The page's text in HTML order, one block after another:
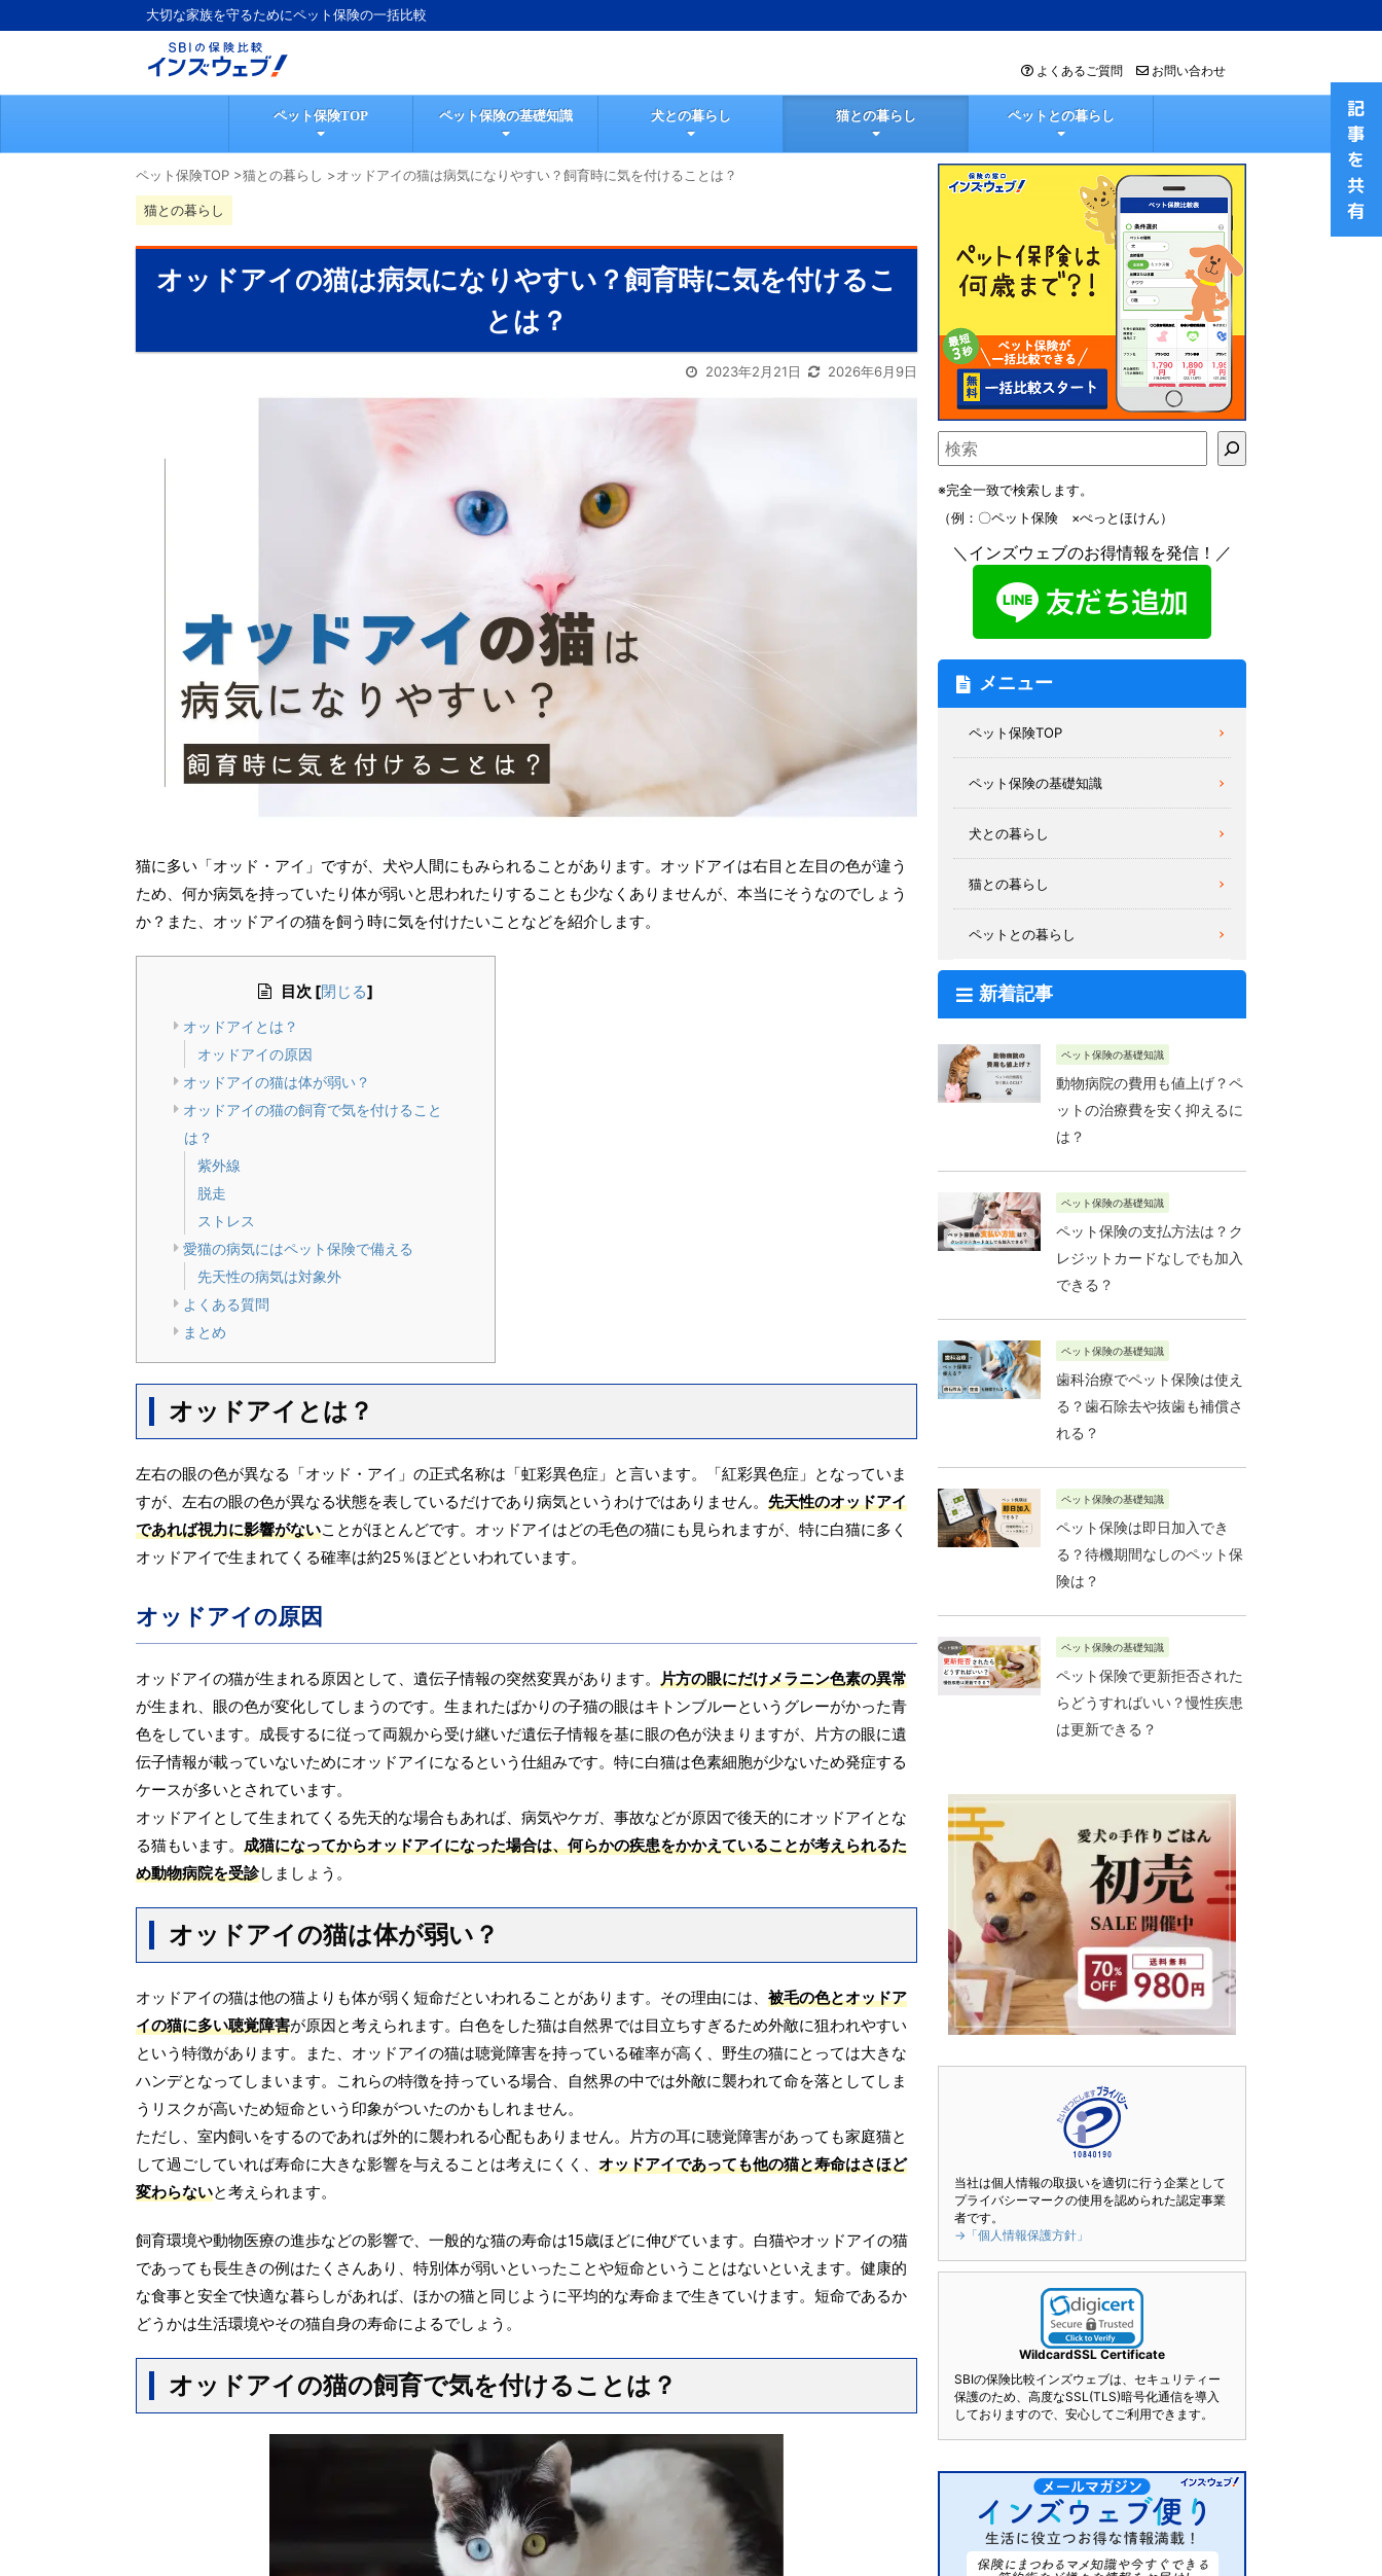
大切な家族を守るためにペット保険の一括比較
よくあるご質問 お問い合わせ
ペット保険TOP ペット保険の基礎知識 犬との暮らし 猫との暮らし ペットとの暮らし
ペット保険TOP >猫との暮らし >オッドアイの猫は病気になりやすい？飼育時に気を付けることは？
猫との暮らし
オッドアイの猫は病気になりやすい？飼育時に気を付けるこ
とは？
2023年2月21日 2026年6月9日
猫に多い「オッド・アイ」ですが、犬や人間にもみられることがあります。オッドアイは右目と左目の色が違う
ため、何か病気を持っていたり体が弱いと思われたりすることも少なくありませんが、本当にそうなのでしょう
か？また、オッドアイの猫を飼う時に気を付けたいことなどを紹介します。
目次 [閉じる]
オッドアイとは？
オッドアイの原因
オッドアイの猫は体が弱い？
オッドアイの猫の飼育で気を付けること
は？
紫外線
脱走
ストレス
愛猫の病気にはペット保険で備える
先天性の病気は対象外
よくある質問
まとめ
オッドアイとは？
左右の眼の色が異なる「オッド・アイ」の正式名称は「虹彩異色症」と言います。「紅彩異色症」となっていま
すが、左右の眼の色が異なる状態を表しているだけであり病気というわけではありません。 先天性のオッドアイ
であれば視力に影響がないことがほとんどです。オッドアイはどの毛色の猫にも見られますが、特に白猫に多く
オッドアイで生まれてくる確率は約25％ほどといわれています。
オッドアイの原因
オッドアイの猫が生まれる原因として、遺伝子情報の突然変異があります。 片方の眼にだけメラニン色素の異常
が生まれ、眼の色が変化してしまうのです。生まれたばかりの子猫の眼はキトンブルーというグレーがかった青
色をしています。成長するに従って両親から受け継いだ遺伝子情報を基に眼の色が決まりますが、片方の眼に遺
伝子情報が載っていないためにオッドアイになるという仕組みです。特に白猫は色素細胞が少ないため発症する
ケースが多いとされています。
オッドアイとして生まれてくる先天的な場合もあれば、病気やケガ、事故などが原因で後天的にオッドアイとな
る猫もいます。 成猫になってからオッドアイになった場合は、何らかの疾患をかかえていることが考えられるた
め動物病院を受診しましょう。
オッドアイの猫は体が弱い？
オッドアイの猫は他の猫よりも体が弱く短命だといわれることがあります。その理由には、 被毛の色とオッドア
イの猫に多い聴覚障害が原因と考えられます。白色をした猫は自然界では目立ちすぎるため外敵に狙われやすい
という特徴があります。また、オッドアイの猫は聴覚障害を持っている確率が高く、野生の猫にとっては大きな
ハンデとなってしまいます。これらの特徴を持っている場合、自然界の中では外敵に襲われて命を落としてしま
うリスクが高いため短命という印象がついたのかもしれません。
ただし、室内飼いをするのであれば外的に襲われる心配もありません。片方の耳に聴覚障害があっても家庭猫と
して過ごしていれば寿命に大きな影響を与えることは考えにくく、 オッドアイであっても他の猫と寿命はさほど
変わらないと考えられます。
飼育環境や動物医療の進歩などの影響で、一般的な猫の寿命は15歳ほどに伸びています。白猫やオッドアイの猫
であっても長生きの例はたくさんあり、特別体が弱いといったことや短命ということはないといえます。健康的
な食事と安全で快適な暮らしがあれば、ほかの猫と同じように平均的な寿命まで生きていけます。短命であるか
どうかは生活環境やその猫自身の寿命によるでしょう。
オッドアイの猫の飼育で気を付けることは？
※完全一致で検索します。
（例：〇ペット保険 ×ぺっとほけん）
＼インズウェブのお得情報を発信！／
メニュー
ペット保険TOP
ペット保険の基礎知識
犬との暮らし
猫との暮らし
ペットとの暮らし
新着記事
ペット保険の基礎知識
動物病院の費用も値上げ？ペ
ットの治療費を安く抑えるに
は？
ペット保険の基礎知識
ペット保険の支払方法は？ク
レジットカードなしでも加入
できる？
ペット保険の基礎知識
歯科治療でペット保険は使え
る？歯石除去や抜歯も補償さ
れる？
ペット保険の基礎知識
ペット保険は即日加入でき
る？待機期間なしのペット保
険は？
ペット保険の基礎知識
ペット保険で更新拒否された
らどうすればいい？慢性疾患
は更新できる？
当社は個人情報の取扱いを適切に行う企業として
プライバシーマークの使用を認められた認定事業
者です。
→「個人情報保護方針」
WildcardSSL Certificate
SBIの保険比較インズウェブは、セキュリティー
保護のため、高度なSSL(TLS)暗号化通信を導入
しておりますので、安心してご利用できます。